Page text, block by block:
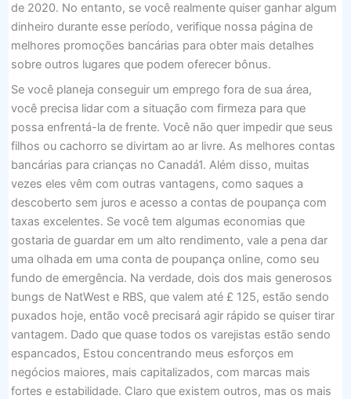
de 2020. No entanto, se você realmente quiser ganhar algum
dinheiro durante esse período, verifique nossa página de
melhores promoções bancárias para obter mais detalhes
sobre outros lugares que podem oferecer bônus.
Se você planeja conseguir um emprego fora de sua área,
você precisa lidar com a situação com firmeza para que
possa enfrentá-la de frente. Você não quer impedir que seus
filhos ou cachorro se divirtam ao ar livre. As melhores contas
bancárias para crianças no Canadá1. Além disso, muitas
vezes eles vêm com outras vantagens, como saques a
descoberto sem juros e acesso a contas de poupança com
taxas excelentes. Se você tem algumas economias que
gostaria de guardar em um alto rendimento, vale a pena dar
uma olhada em uma conta de poupança online, como seu
fundo de emergência. Na verdade, dois dos mais generosos
bungs de NatWest e RBS, que valem até £ 125, estão sendo
puxados hoje, então você precisará agir rápido se quiser tirar
vantagem. Dado que quase todos os varejistas estão sendo
espancados, Estou concentrando meus esforços em
negócios maiores, mais capitalizados, com marcas mais
fortes e estabilidade. Claro que existem outros, mas os mais